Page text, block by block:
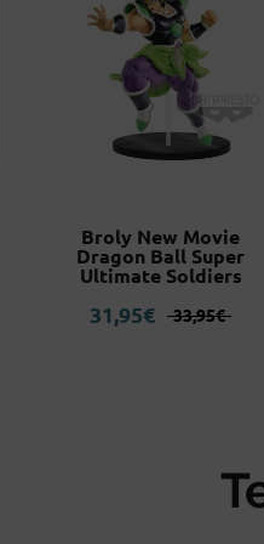
Broly New Movie
Dragon Ball Super
Ultimate Soldiers
33,95€
El
31,95€ El